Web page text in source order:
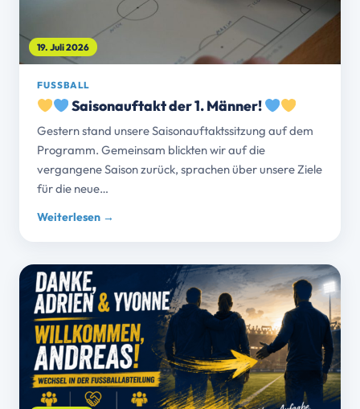
19. Juli 2026
FUSSBALL
Saisonauftakt der 1. Männer!
Gestern stand unsere Saisonauftaktssitzung auf dem
Programm. Gemeinsam blickten wir auf die
vergangene Saison zurück, sprachen über unsere Ziele
für die neue…
Weiterlesen →